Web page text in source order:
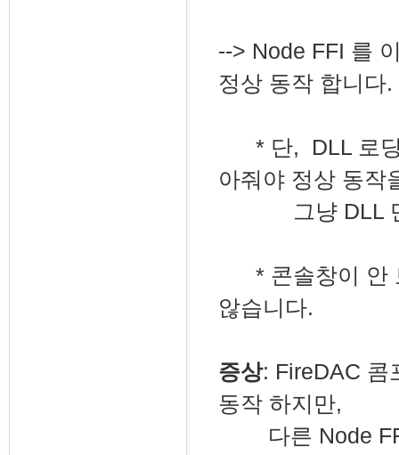
--> Node FFI 를
정상 동작 합니다.
* 단, DLL 로딩
아줘야 정상 동작
그냥 DLL 만
* 콘솔창이 안
않습니다.
증상: FireDAC 콤
동작 하지만,
다른 Node FFI